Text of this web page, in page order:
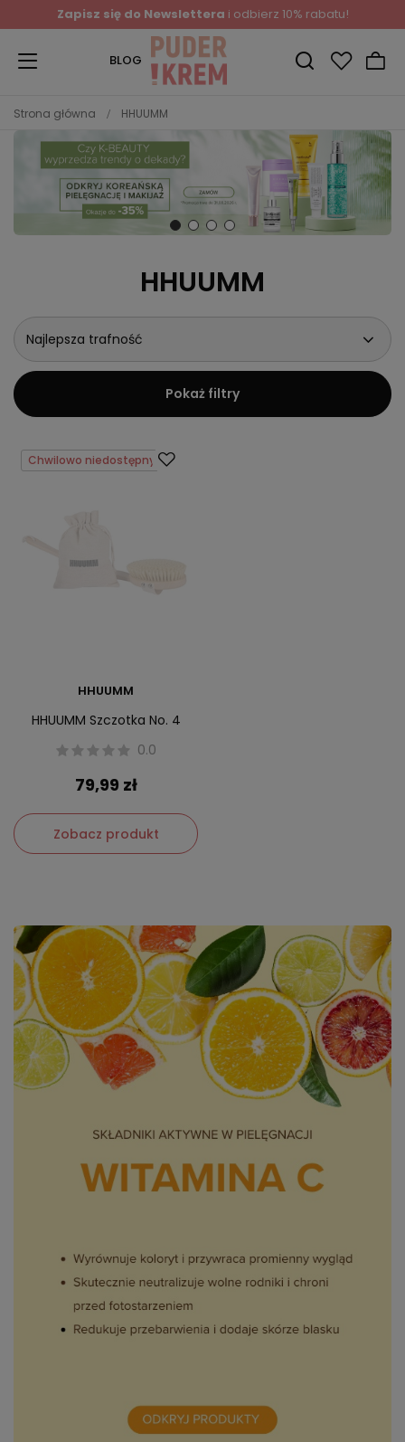
Zapisz się do Newslettera i odbierz 10% rabatu!
BLOG
Strona główna HHUUMM
HHUUMM
Najlepsza trafność
Pokaż filtry
Chwilowo niedostępny
HHUUMM
HHUUMM Szczotka No. 4
0.0
79,99 zł
Zobacz produkt